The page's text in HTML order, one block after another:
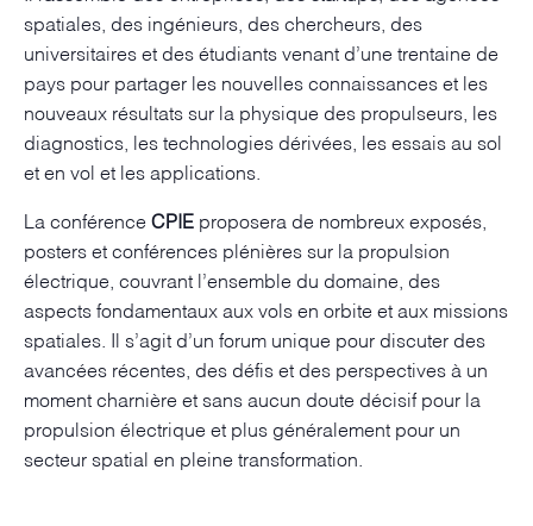
spatiales, des ingénieurs, des chercheurs, des
universitaires et des étudiants venant d’une trentaine de
pays pour partager les nouvelles connaissances et les
nouveaux résultats sur la physique des propulseurs, les
diagnostics, les technologies dérivées, les essais au sol
et en vol et les applications.
La conférence CPIE proposera de nombreux exposés,
posters et conférences plénières sur la propulsion
électrique, couvrant l’ensemble du domaine, des
aspects fondamentaux aux vols en orbite et aux missions
spatiales. Il s’agit d’un forum unique pour discuter des
avancées récentes, des défis et des perspectives à un
moment charnière et sans aucun doute décisif pour la
propulsion électrique et plus généralement pour un
secteur spatial en pleine transformation.